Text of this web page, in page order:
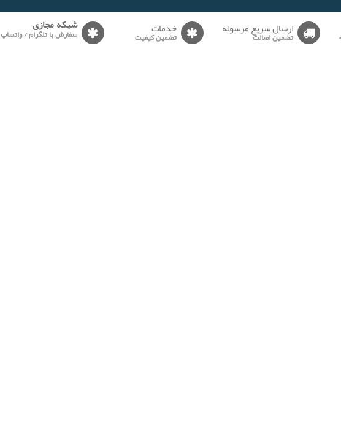
ارسال سریع مرسوله
تضمین اصالت
خدمات
تضمین کیفیت
شبکه مجازی
سفارش با تلگرام / واتساپ